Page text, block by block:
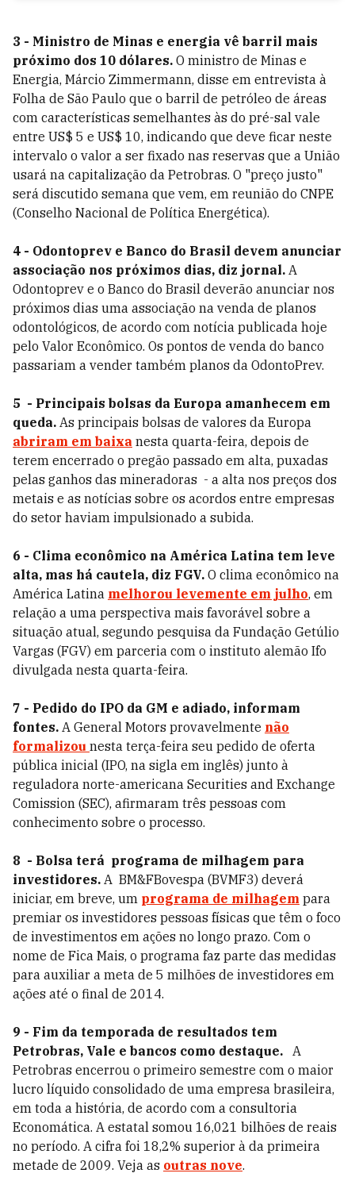
3 - Ministro de Minas e energia vê barril mais
próximo dos 10 dólares. O ministro de Minas e
Energia, Márcio Zimmermann, disse em entrevista à
Folha de São Paulo que o barril de petróleo de áreas
com características semelhantes às do pré-sal vale
entre US$ 5 e US$ 10, indicando que deve ficar neste
intervalo o valor a ser fixado nas reservas que a União
usará na capitalização da Petrobras. O "preço justo"
será discutido semana que vem, em reunião do CNPE
(Conselho Nacional de Política Energética).
4 - Odontoprev e Banco do Brasil devem anunciar
associação nos próximos dias, diz jornal. A
Odontoprev e o Banco do Brasil deverão anunciar nos
próximos dias uma associação na venda de planos
odontológicos, de acordo com notícia publicada hoje
pelo Valor Econômico. Os pontos de venda do banco
passariam a vender também planos da OdontoPrev.
5 - Principais bolsas da Europa amanhecem em
queda. As principais bolsas de valores da Europa
abriram em baixa nesta quarta-feira, depois de
terem encerrado o pregão passado em alta, puxadas
pelas ganhos das mineradoras - a alta nos preços dos
metais e as notícias sobre os acordos entre empresas
do setor haviam impulsionado a subida.
6 - Clima econômico na América Latina tem leve
alta, mas há cautela, diz FGV. O clima econômico na
América Latina melhorou levemente em julho, em
relação a uma perspectiva mais favorável sobre a
situação atual, segundo pesquisa da Fundação Getúlio
Vargas (FGV) em parceria com o instituto alemão Ifo
divulgada nesta quarta-feira.
7 - Pedido do IPO da GM e adiado, informam
fontes. A General Motors provavelmente não
formalizou nesta terça-feira seu pedido de oferta
pública inicial (IPO, na sigla em inglês) junto à
reguladora norte-americana Securities and Exchange
Comission (SEC), afirmaram três pessoas com
conhecimento sobre o processo.
8 - Bolsa terá programa de milhagem para
investidores. A BM&FBovespa (BVMF3) deverá
iniciar, em breve, um programa de milhagem para
premiar os investidores pessoas físicas que têm o foco
de investimentos em ações no longo prazo. Com o
nome de Fica Mais, o programa faz parte das medidas
para auxiliar a meta de 5 milhões de investidores em
ações até o final de 2014.
9 - Fim da temporada de resultados tem
Petrobras, Vale e bancos como destaque. A
Petrobras encerrou o primeiro semestre com o maior
lucro líquido consolidado de uma empresa brasileira,
em toda a história, de acordo com a consultoria
Economática. A estatal somou 16,021 bilhões de reais
no período. A cifra foi 18,2% superior à da primeira
metade de 2009. Veja as outras nove.